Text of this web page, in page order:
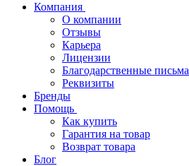
Компания
О компании
Отзывы
Карьера
Лицензии
Благодарственные письма
Реквизиты
Бренды
Помощь
Как купить
Гарантия на товар
Возврат товара
Блог